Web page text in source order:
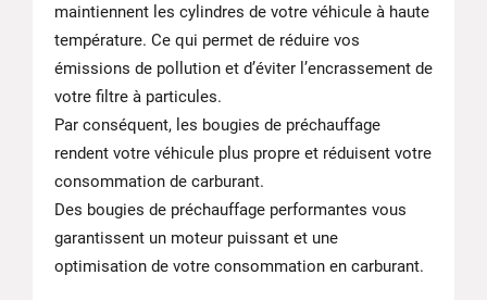
maintiennent les cylindres de votre véhicule à haute
température. Ce qui permet de réduire vos
émissions de pollution et d’éviter l’encrassement de
votre filtre à particules.
Par conséquent, les bougies de préchauffage
rendent votre véhicule plus propre et réduisent votre
consommation de carburant.
Des bougies de préchauffage performantes vous
garantissent un moteur puissant et une
optimisation de votre consommation en carburant.